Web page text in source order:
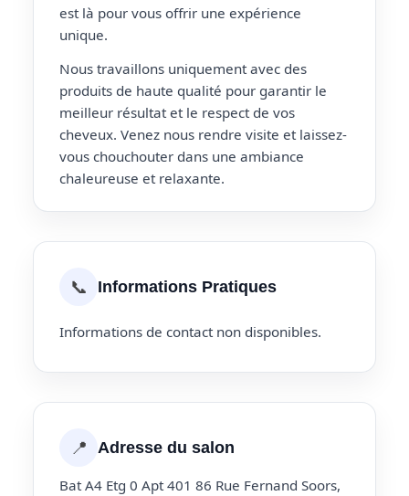
est là pour vous offrir une expérience
unique.
Nous travaillons uniquement avec des
produits de haute qualité pour garantir le
meilleur résultat et le respect de vos
cheveux. Venez nous rendre visite et laissez-
vous chouchouter dans une ambiance
chaleureuse et relaxante.
📞 Informations Pratiques
Informations de contact non disponibles.
📍 Adresse du salon
Bat A4 Etg 0 Apt 401 86 Rue Fernand Soors,